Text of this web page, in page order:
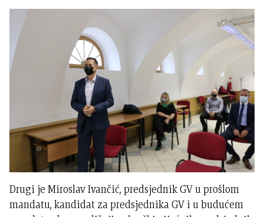
Drugi je Miroslav Ivančić, predsjednik GV u prošlom
mandatu, kandidat za predsjednika GV i u budućem